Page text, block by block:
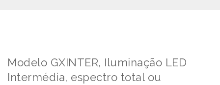
Modelo GXINTER, Iluminação LED
Intermédia, espectro total ou